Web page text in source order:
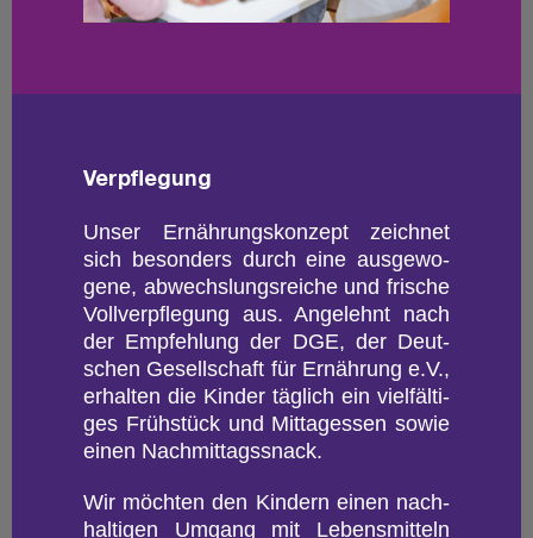
Ver­pfle­gung
Unser Er­näh­rungs­kon­zept zeich­net
sich be­son­ders durch eine aus­ge­wo­
ge­ne, ab­wechs­lungs­rei­che und fri­sche
Voll­ver­pfle­gung aus. An­ge­lehnt nach
der Emp­feh­lung der DGE, der Deut­
schen Ge­sell­schaft für Er­näh­rung e.V.,
er­hal­ten die Kin­der täg­lich ein viel­fäl­ti­
ges Früh­stück und Mit­tag­essen sowie
einen Nach­mit­tags­s­nack.
Wir möch­ten den Kin­dern einen nach­
hal­ti­gen Um­gang mit Le­bens­mit­teln